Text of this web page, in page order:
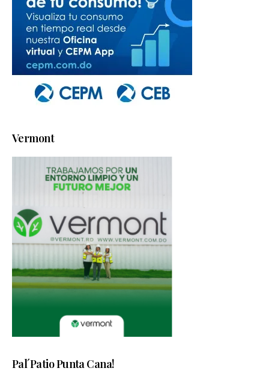
Vermont
Pal´Patio Punta Cana!